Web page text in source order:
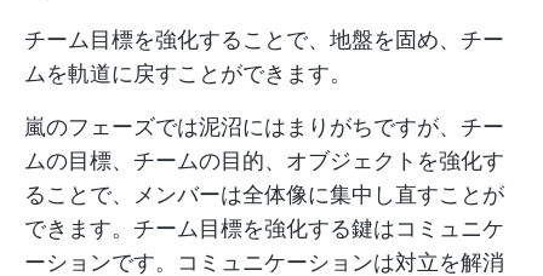
チーム目標を強化することで、地盤を固め、チー
ムを軌道に戻すことができます。
嵐のフェーズでは泥沼にはまりがちですが、チー
ムの目標、チームの目的、オブジェクトを強化す
ることで、メンバーは全体像に集中し直すことが
できます。チーム目標を強化する鍵はコミュニケ
ーションです。コミュニケーションは対立を解消